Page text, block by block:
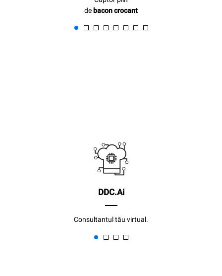
de bacon crocant
DDC.Ai
Consultantul tău virtual.